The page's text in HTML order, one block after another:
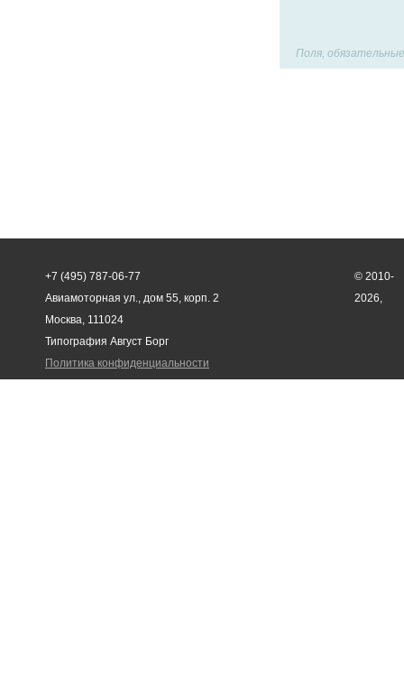
Поля,
+7 (495) 787-06-77
Авиамоторная ул., дом 55, корп. 2
Москва, 111024
© 2010-
2026,
Типография Август Борг
Политика конфиденциальности